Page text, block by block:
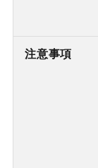
注意事項